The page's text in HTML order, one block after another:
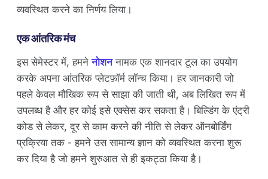
व्यवस्थित करने का निर्णय लिया।
एक आंतरिक मंच
इस सेमेस्टर में, हमनेनोशननामक एक शानदार टूल का उपयोग
करके अपना आंतरिक प्लेटफ़ॉर्म लॉन्च किया। हर जानकारी जो
पहले केवल मौखिक रूप से साझा की जाती थी, अब लिखित रूप में
उपलब्ध है और हर कोई इसे एक्सेस कर सकता है। बिल्डिंग के एंट्री
कोड से लेकर, दूर से काम करने की नीति से लेकर ऑनबोर्डिंग
प्रक्रिया तक - हमने उस सामान्य ज्ञान को व्यवस्थित करना शुरू
कर दिया है जो हमने शुरुआत से ही इकट्ठा किया है।